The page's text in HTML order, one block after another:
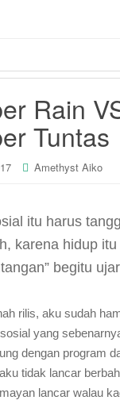
Rain
Tuntas
Amethyst Aiko
itu harus
karena hidup itu
begitu
rilis, aku sudah
yang
dengan program
tidak lancar
lancar walau